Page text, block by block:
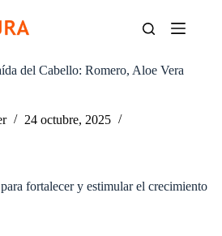
del Cabello: Romero, Aloe Vera
24 octubre, 2025
fortalecer y estimular el crecimiento